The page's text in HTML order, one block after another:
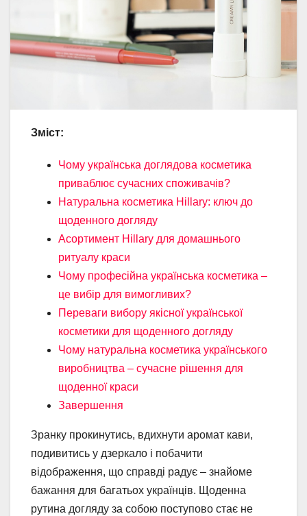
Зміст:
Чому українська доглядова косметика
приваблює сучасних споживачів?
Натуральна косметика Hillary: ключ до
щоденного догляду
Асортимент Hillary для домашнього
ритуалу краси
Чому професійна українська косметика –
це вибір для вимогливих?
Переваги вибору якісної української
косметики для щоденного догляду
Чому натуральна косметика українського
виробництва – сучасне рішення для
щоденної краси
Завершення
Зранку прокинутись, вдихнути аромат кави,
подивитись у дзеркало і побачити
відображення, що справді радує – знайоме
бажання для багатьох українців. Щоденна
рутина догляду за собою поступово стає не